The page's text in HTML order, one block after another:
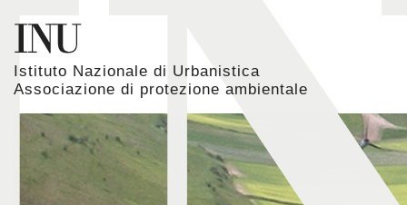
Istituto Nazionale di Urbanistica
Associazione di protezione ambientale